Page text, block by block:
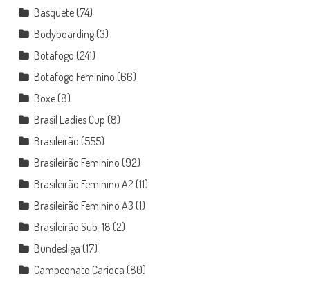
Basquete(74)
Bodyboarding(3)
Botafogo (241)
Botafogo Feminino (66)
Boxe(8)
Brasil Ladies Cup (8)
Brasileirão (555)
Brasileirão Feminino (92)
Brasileirão Feminino A2 (11)
Brasileirão Feminino A3 (1)
Brasileirão Sub-18 (2)
Bundesliga (17)
Campeonato Carioca (80)